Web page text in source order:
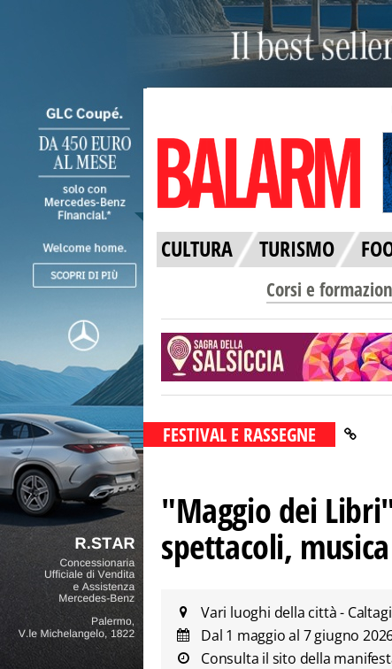
CULTURA TURISMO
Corsi e
FESTIVAL E RASSEGNE
"Maggio dei
spettacoli,
Vari luoghi della città -
Dal 1 maggio al 7 giugno
Consulta il sito della